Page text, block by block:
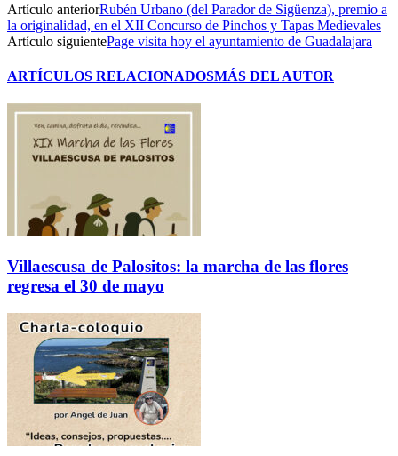
Artículo anteriorRubén Urbano (del Parador de Sigüenza), premio a
la originalidad, en el XII Concurso de Pinchos y Tapas Medievales
Artículo siguientePage visita hoy el ayuntamiento de Guadalajara
ARTÍCULOS RELACIONADOSMÁS DEL AUTOR
Villaescusa de Palositos: la marcha de las flores
regresa el 30 de mayo